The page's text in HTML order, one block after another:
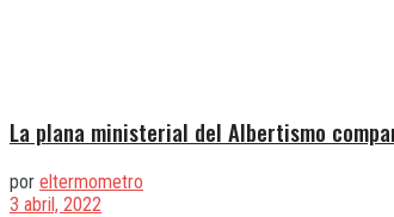
La plana ministerial del Albertismo
por eltermometro
3 abril, 2022